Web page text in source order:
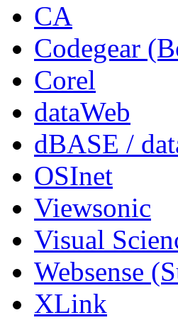
CA
Codegear
Corel
dataWeb
dBASE /
OSInet
Viewsonic
Visual
Websense
XLink